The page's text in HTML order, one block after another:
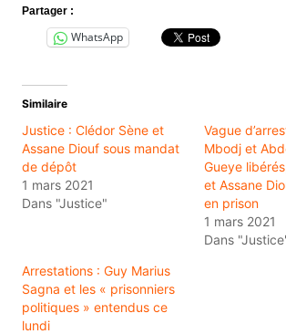
Partager :
WhatsApp
Similaire
Justice : Clédor Sène et
Assane Diouf sous mandat
de dépôt
1 mars 2021
Dans "Justice"
Vague
Mbodj et
Gueye
et Assane
en prison
1 mars 2021
Dans
Arrestations : Guy Marius
Sagna et les « prisonniers
politiques » entendus ce
lundi